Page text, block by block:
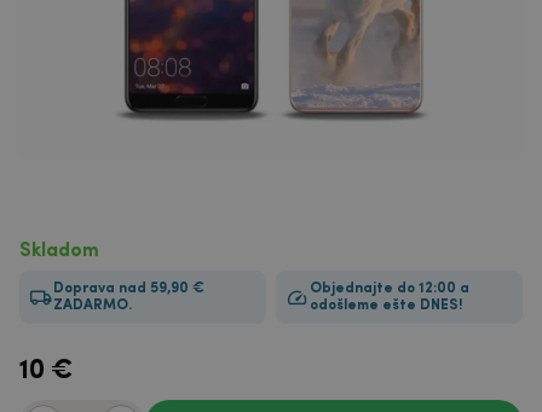
Skladom
Doprava nad 59,90 €
ZADARMO.
Objednajte do 12:00 a
odošleme ešte DNES!
10 €